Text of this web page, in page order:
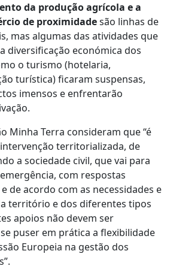
da produção agrícola e a
de proximidadesão linhas de
mas algumas das atividades que
diversificação económica dos
o turismo (hotelaria,
turística) ficaram suspensas,
imensos e enfrentarão
Minha Terra consideram que “é
territorializada, de
a sociedade civil, que vai para
com respostas
de acordo com as necessidades e
território e dos diferentes tipos
apoios não devem ser
puser em prática a flexibilidade
Europeia na gestão dos